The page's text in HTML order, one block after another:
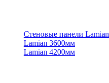
Стеновые панели Lamian
Lamian 3600мм
Lamian 4200мм